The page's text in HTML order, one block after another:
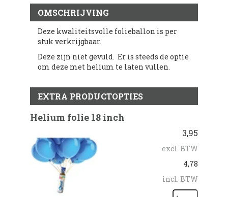
OMSCHRIJVING
Deze kwaliteitsvolle folieballon is per
stuk verkrijgbaar.
Deze zijn niet gevuld. Er is steeds de optie
om deze met helium te laten vullen.
EXTRA PRODUCTOPTIES
Helium folie 18 inch
3,95
excl. BTW
4,78
incl. BTW